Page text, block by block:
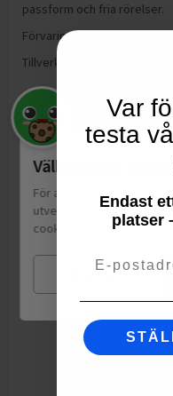
passform och fria rörelser.
Förvaring:
Tillverkning:
Välkommen till
För att leverera en
utveckling och ha sociala
cookies.
Läs mer
Mina val
Var
testa
Endast
platser